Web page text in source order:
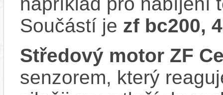
Součástí je zf bc200,
Středový motor ZF
senzorem, který